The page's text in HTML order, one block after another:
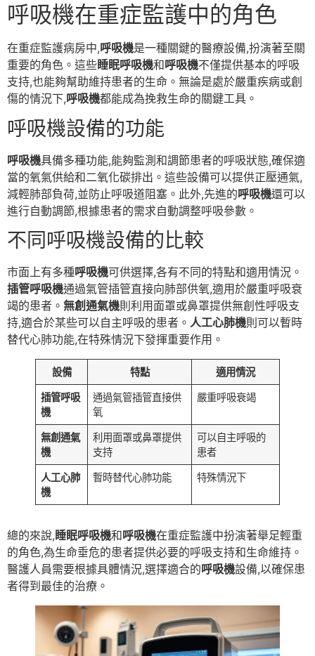
呼吸機在重症監護中的角色
在重症監護病房中,呼吸機是一種關鍵的醫療設備,扮演著至關
重要的角色。這些睡眠呼吸機和呼吸機不僅提供基本的呼吸
支持,也能夠幫助維持患者的生命。無論是處於嚴重疾病或創
傷的情況下,呼吸機都能成為挽救生命的關鍵工具。
呼吸機設備的功能
呼吸機具備多種功能,能夠監測和調節患者的呼吸狀態,確保適
當的氧氣供給和二氧化碳排出。這些設備可以提供正壓通氣,
減輕肺部負荷,並防止呼吸道阻塞。此外,先進的呼吸機還可以
進行自動調節,根據患者的需求自動調整呼吸參數。
不同呼吸機設備的比較
市面上有多種呼吸機可供選擇,各有不同的特點和適用情況。
插管呼吸機通過氣管插管直接向肺部供氧,適用於嚴重呼吸衰
竭的患者。 無創通氣機則利用面罩或鼻罩提供無創性呼吸支
持,適合於某些可以自主呼吸的患者。 人工心肺機則可以暫時
替代心肺功能,在特殊情況下發揮重要作用。
設備 特點 適用情況
插管呼吸
機
通過氣管插管直接供
氧
嚴重呼吸衰竭
無創通氣
機
利用面罩或鼻罩提供
支持
可以自主呼吸的
患者
人工心肺
機
暫時替代心肺功能 特殊情況下
總的來說,睡眠呼吸機和呼吸機在重症監護中扮演著舉足輕重
的角色,為生命垂危的患者提供必要的呼吸支持和生命維持。
醫護人員需要根據具體情況,選擇適合的呼吸機設備,以確保患
者得到最佳的治療。